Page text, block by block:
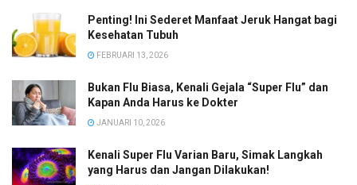
Penting! Ini Sederet Manfaat Jeruk Hangat bagi
Kesehatan Tubuh
FEBRUARI 13, 2026
Bukan Flu Biasa, Kenali Gejala “Super Flu” dan
Kapan Anda Harus ke Dokter
JANUARI 10, 2026
Kenali Super Flu Varian Baru, Simak Langkah
yang Harus dan Jangan Dilakukan!